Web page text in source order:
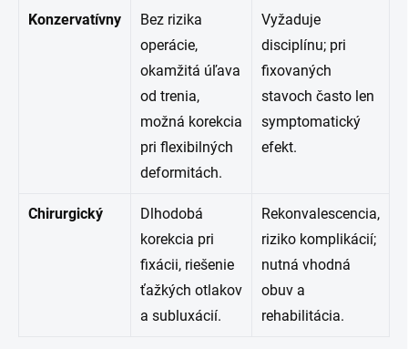
Konzervatívny
Bez rizika
operácie,
okamžitá úľava
od trenia,
možná korekcia
pri flexibilných
deformitách.
Vyžaduje
disciplínu; pri
fixovaných
stavoch často len
symptomatický
efekt.
Chirurgický
Dlhodobá
korekcia pri
fixácii, riešenie
ťažkých otlakov
a subluxácií.
Rekonvalescencia,
riziko komplikácií;
nutná vhodná
obuv a
rehabilitácia.